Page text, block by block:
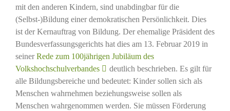
mit den anderen Kindern, sind unabdingbar für die
(Selbst-)Bildung einer demokratischen Persönlichkeit. Dies
ist der Kernauftrag von Bildung. Der ehemalige Präsident des
Bundesverfassungsgerichts hat dies am 13. Februar 2019 in
seinerRede zum 100jährigen Jubiläum des
Volkshochschulverbandes
deutlich beschrieben. Es gilt für
alle Bildungsbereiche und bedeutet: Kinder sollen sich als
Menschen wahrnehmen beziehungsweise sollen als
Menschen wahrgenommen werden. Sie müssen Förderung